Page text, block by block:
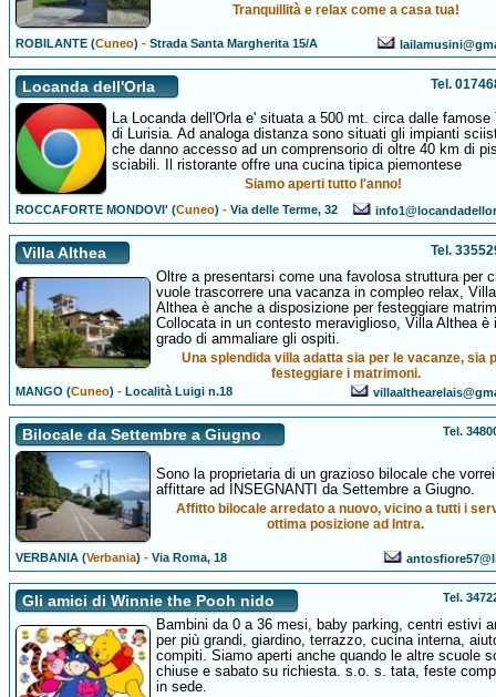
Tranquillità e relax come a casa tua!
ROBILANTE (Cuneo) -Strada Santa Margherita 15/A
Locanda dell'Orla Tel.
La Locanda dell'Orla e' situata a 500 mt. circa dalle famose
di Lurisia. Ad analoga distanza sono situati gli impianti
che danno accesso ad un comprensorio di oltre 40 km di
sciabili. Il ristorante offre una cucina tipica piemontese
Siamo aperti tutto l'anno!
ROCCAFORTE MONDOVI' (Cuneo) -Via delle Terme, 32
Villa Althea Tel.
Oltre a presentarsi come una favolosa struttura per
vuole trascorrere una vacanza in compleo relax, Villa
Althea è anche a disposizione per festeggiare
Collocata in un contesto meraviglioso, Villa Althea è
grado di ammaliare gli ospiti.
Una splendida villa adatta sia per le vacanze, sia
festeggiare i matrimoni.
MANGO (Cuneo) -Località Luigi n.18
Bilocale da Settembre a Giugno Tel.
Sono la proprietaria di un grazioso bilocale che vorrei
affittare ad INSEGNANTI da Settembre a Giugno.
Affitto bilocale arredato a nuovo, vicino a tutti i
ottima posizione ad Intra.
VERBANIA (Verbania) -Via Roma, 18
Gli amici di Winnie the Pooh nido Tel.
Bambini da 0 a 36 mesi, baby parking, centri estivi
per più grandi, giardino, terrazzo, cucina interna,
compiti. Siamo aperti anche quando le altre scuole
chiuse e sabato su richiesta. s.o. s. tata, feste
in sede.